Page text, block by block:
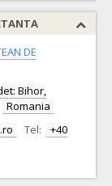
DE
Bihor,
Romania
Tel:
+40